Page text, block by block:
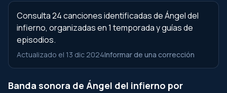
Consulta 24 canciones identificadas de Ángel del
infierno, organizadas en 1 temporada y guías de
episodios.
Actualizado el 13 dic 2024Informar de una corrección
Banda sonora de Ángel del infierno por